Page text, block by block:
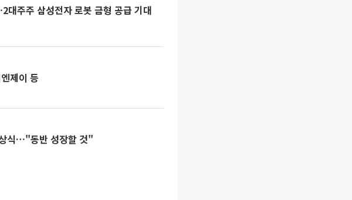
주주 삼성전자 로봇 금형 공급 기대
제이 등
식…"동반 성장할 것"